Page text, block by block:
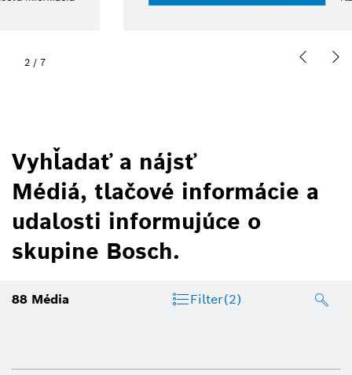
2 / 7
Vyhľadať a nájsť
Médiá, tlačové informácie a
udalosti informujúce o
skupine Bosch.
88 Média Filter(2)